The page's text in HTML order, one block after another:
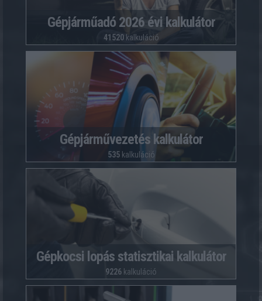
Gépjárműadó 2026 évi kalkulátor
41520kalkuláció
Gépjárművezetés kalkulátor
535kalkuláció
Gépkocsi lopás statisztikai kalkulátor
9226 kalkuláció